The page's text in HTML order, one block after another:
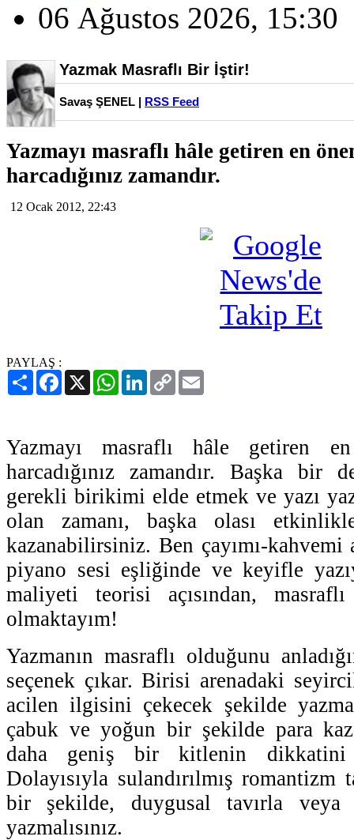
06 Ağustos 2026, 15:30
Yazmak Masraflı Bir İştir!
Savaş ŞENEL | RSS Feed
Yazmayı masraflı hâle getiren en
harcadığınız zamandır.
12 Ocak 2012, 22:43
PAYLAŞ :
PaylaşFacebook
X WhatsAppLinkedIn
Copy
Link
Yazmayı masraflı hâle getiren
harcadığınız zamandır. Başka bir
gerekli birikimi elde etmek ve yazı
olan zamanı, başka olası
kazanabilirsiniz. Ben çayımı-kahvemi
piyano sesi eşliğinde ve keyifle
maliyeti teorisi açısından,
olmaktayım!
Yazmanın masraflı olduğunu
seçenek çıkar. Birisi arenadaki
acilen ilgisini çekecek şekilde
çabuk ve yoğun bir şekilde para
daha geniş bir kitlenin dikkatini
Dolayısıyla sulandırılmış romantizm
bir şekilde, duygusal tavırla veya
yazmalısınız.